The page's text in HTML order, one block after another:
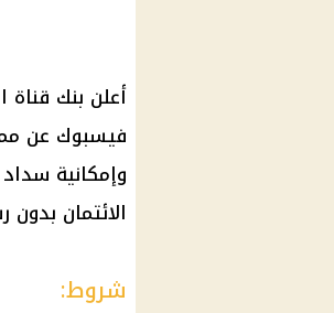
أعلن بنك
فيسبوك عن
وإمكانية
الائتمان بدون
شروط: